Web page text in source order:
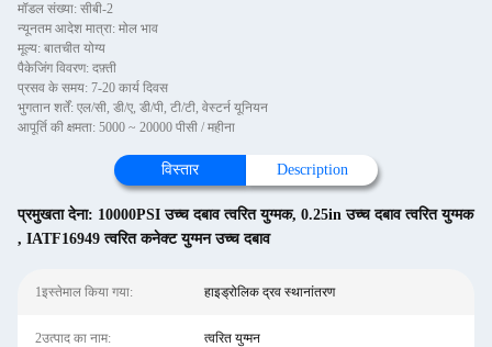
मॉडल संख्या: सीबी-2
न्यूनतम आदेश मात्रा: मोल भाव
मूल्य: बातचीत योग्य
पैकेजिंग विवरण: दफ़्ती
प्रसव के समय: 7-20 कार्य दिवस
भुगतान शर्तें: एल/सी, डी/ए, डी/पी, टी/टी, वेस्टर्न यूनियन
आपूर्ति की क्षमता: 5000 ~ 20000 पीसी / महीना
विस्तार Description
प्रमुखता देना: 10000PSI उच्च दबाव त्वरित युग्मक, 0.25in उच्च दबाव त्वरित युग्मक
, IATF16949 त्वरित कनेक्ट युग्मन उच्च दबाव
1इस्तेमाल किया गया: हाइड्रोलिक द्रव स्थानांतरण
2उत्पाद का नाम: त्वरित युग्मन